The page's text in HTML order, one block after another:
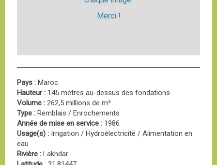
Merci !
Pays : Maroc
Hauteur : 145 mètres au-dessus des fondations
Volume : 262,5 millions de m³
Type : Remblais / Enrochements
Année de mise en service : 1986
Usage(s) : Irrigation / Hydroélectricité / Alimentation en
eau
Rivière : Lakhdar